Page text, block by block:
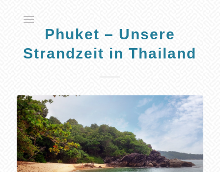
Phuket – Unsere
Strandzeit in Thailand